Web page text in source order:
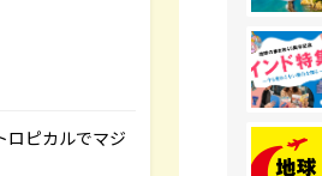
ロピカルでマジ